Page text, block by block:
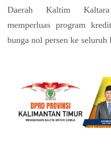
Daerah Kaltim
memperluas program
bunga nol persen ke